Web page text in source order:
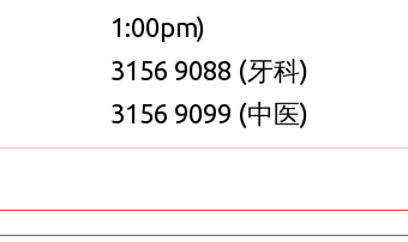
1:00pm)
3156 9088 (牙科)
3156 9099 (中医)